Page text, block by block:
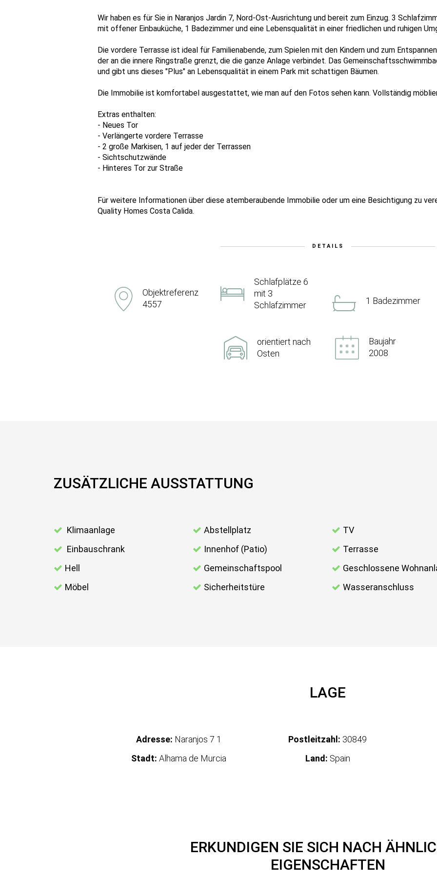
Wir haben es für Sie in Naranjos Jardin 7, Nord-Ost-Ausrichtung und bereit zum Einzug. 3
mit offener Einbauküche, 1 Badezimmer und eine Lebensqualität in einer friedlichen und ruhigen
Die vordere Terrasse ist ideal für Familienabende, zum Spielen mit den Kindern und zum
der an die innere Ringstraße grenzt, die die ganze Anlage verbindet. Das
und gibt uns dieses "Plus" an Lebensqualität in einem Park mit schattigen Bäumen.
Die Immobilie ist komfortabel ausgestattet, wie man auf den Fotos sehen kann. Vollständig
Extras enthalten:
- Neues Tor
- Verlängerte vordere Terrasse
- 2 große Markisen, 1 auf jeder der Terrassen
- Sichtschutzwände
- Hinteres Tor zur Straße
Für weitere Informationen über diese atemberaubende Immobilie oder um eine Besichtigung zu
Quality Homes Costa Calida.
DETAILS
Objektreferenz
4557
Schlafplätze 6
mit 3
Schlafzimmer
1 Badezimmer
orientiert nach
Osten
Baujahr
2008
ZUSÄTZLICHE AUSSTATTUNG
Klimaanlage
Einbauschrank
Hell
Möbel
Abstellplatz
Innenhof (Patio)
Gemeinschaftspool
Sicherheitstüre
TV
Terrasse
Geschlossene
Wasseranschluss
LAGE
Adresse: Naranjos 7 1
Stadt: Alhama de Murcia
Postleitzahl: 30849
Land: Spain
ERKUNDIGEN SIE SICH NACH
EIGENSCHAFTEN